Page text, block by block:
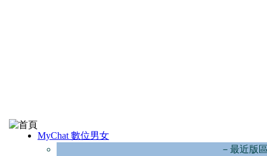
MyChat 數位男女
－最近版